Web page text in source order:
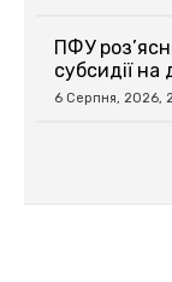
ПФУ
субсидії
6 Серпня, 2026,